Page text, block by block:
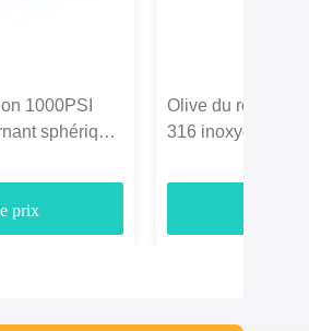
1000PSI
sphérique
prix
Olive du robinet
316 inoxydables